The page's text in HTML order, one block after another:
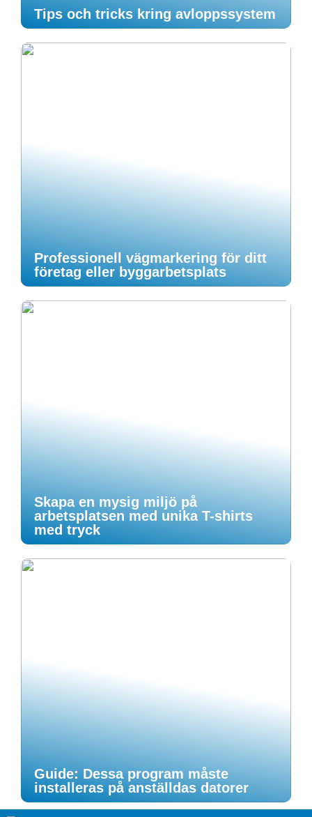
Tips och tricks kring avloppssystem
Professionell vägmarkering för ditt
företag eller byggarbetsplats
Skapa en mysig miljö på
arbetsplatsen med unika T-shirts
med tryck
Guide: Dessa program måste
installeras på anställdas datorer